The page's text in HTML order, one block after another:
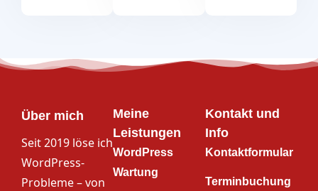
Über mich
Seit 2019 löse ich
WordPress-
Probleme – von
Meine
Leistungen
WordPress
Wartung
Kontakt und
Info
Kontaktformular
Terminbuchung